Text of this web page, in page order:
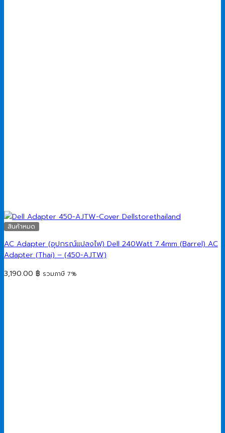
สินค้าหมด
AC Adapter (อุปกรณ์แปลงไฟ) Dell 240Watt 7.4mm (Barrel) AC
Adapter (Thai) – (450-AJTW)
3,190.00 ฿ รวมภาษี 7%